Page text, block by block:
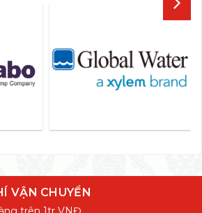
VẬN CHUYỂN